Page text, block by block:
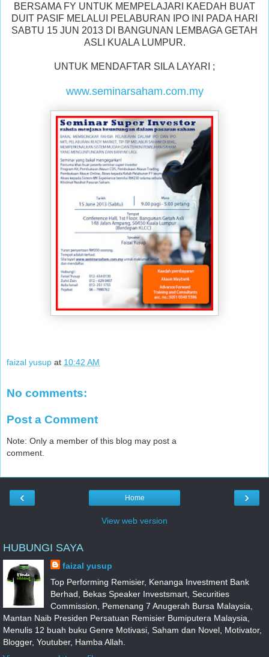
BERSAMA FY UNTUK MEMPELAJARI KAEDAH BUAT
DUIT PASIF MELALUI PELABURAN IPO INI PADA HARI
SABTU 15 JUN 2013 DI BANGUNAN LEMBAGA GETAH
ASLI KUALA LUMPUR.
UNTUK MENDAFTAR SILA LAYARI ;
www.seminarsaham.com.my
faizal yusup at 10:42 AM
No comments:
Post a Comment
Note: Only a member of this blog may post a
comment.
‹ ›
Home
View web version
HUBUNGI SAYA
faizal yusup
Top Performing Remisier, Kenanga Investment Bank
Berhad, Bekas Speaker Investsmart, Securities
Commission, Pemenang 7 Anugerah Bursa Malaysia,
Mantan Naib Presiden Persatuan Remisier Bumiputera Malaysia,
Menulis 12 buah buku Genre Motivasi, Saham dan Novel, Motivator,
Blogger, Youtuber, Hamba Allah.